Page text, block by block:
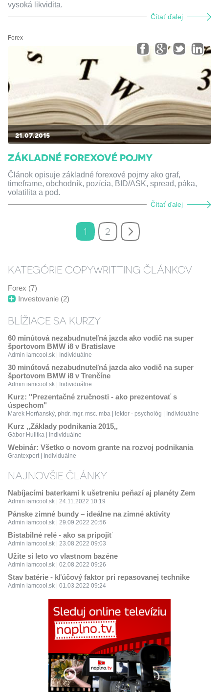
vysoká likvidita.
Čítať ďalej
Forex
21.07.2015
ZÁKLADNÉ FOREXOVÉ POJMY
Článok opisuje základné forexové pojmy ako graf,
timeframe, obchodník, pozícia, BID/ASK, spread, páka,
volatilita a pod.
Čítať ďalej
1 2
KATEGÓRIE COPYWRITTING ČLÁNKOV
Forex (7)
Investovanie (2)
BLÍŽIACE SA KURZY
60 minútová nezabudnuteľná jazda ako vodič na super
športovom BMW i8 v Bratislave
Admin iamcool.sk | Individuálne
30 minútová nezabudnuteľná jazda ako vodič na super
športovom BMW i8 v Trenčíne
Admin iamcool.sk | Individuálne
Kurz: "Prezentačné zručnosti - ako prezentovať s
úspechom"
Marek Horňanský, phdr. mgr. msc. mba | lektor - psychológ | Individuálne
Kurz ,,Základy podnikania 2015,,
Gábor Hulitka | Individuálne
Webinár: Všetko o novom grante na rozvoj podnikania
Grantexpert | Individuálne
NAJNOVŠIE ČLÁNKY
Nabíjacími baterkami k ušetreniu peňazí aj planéty Zem
Admin iamcool.sk | 24.11.2022 10:19
Pánske zimné bundy – ideálne na zimné aktivity
Admin iamcool.sk | 29.09.2022 20:56
Bistabilné relé - ako sa pripojiť
Admin iamcool.sk | 23.08.2022 09:03
Užite si leto vo vlastnom bazéne
Admin iamcool.sk | 02.08.2022 09:26
Stav batérie - kľúčový faktor pri repasovanej technike
Admin iamcool.sk | 01.03.2022 09:24